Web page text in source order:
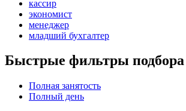
кассир
экономист
менеджер
младший бухгалтер
Быстрые фильтры
Полная занятость
Полный день